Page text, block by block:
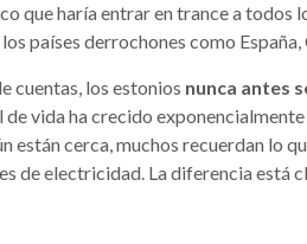
que haría entrar en trance a todos
países derrochones como
cuentas, los estonios nunca antes
vida ha crecido
están cerca, muchos recuerdan lo
de electricidad. La diferencia está